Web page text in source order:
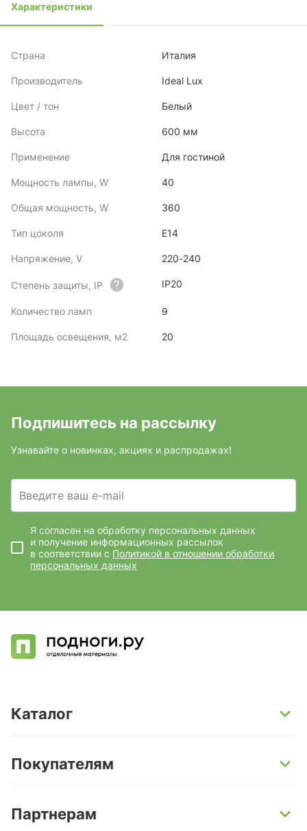
Характеристики
Страна Италия
Производитель Ideal Lux
Цвет / тон Белый
Высота 600 мм
Применение Для гостиной
Мощность лампы, W 40
Общая мощность, W 360
Тип цоколя E14
Напряжение, V 220-240
Степень защиты, IP IP20
Количество ламп 9
Площадь освещения, м2 20
Подпишитесь на рассылку
Узнавайте о новинках, акциях и распродажах!
Введите ваш e-mail
Я согласен на обработку персональных данных
и получение информационных рассылок
в соответствии с Политикой в отношении обработки
персональных данных *
Каталог
Кварц-винил и LVT-плитка
Ламинат
Покупателям
Условия доставки
Партнерам